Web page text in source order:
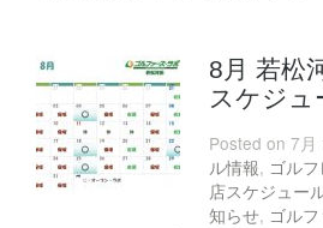
8月 若松
スケジュ
Posted on 7
ル情報, ゴル
店スケジュー
知らせ, ゴル